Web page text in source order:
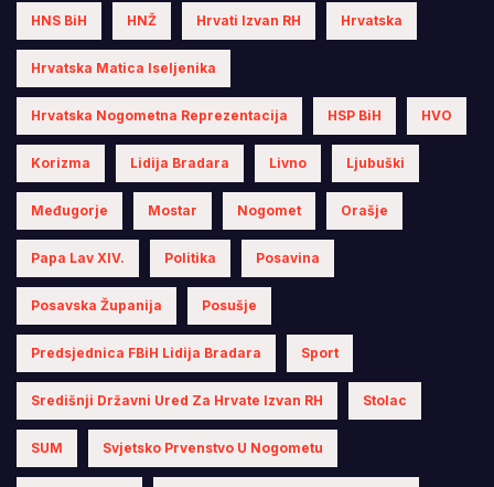
HNS BiH HNŽ Hrvati Izvan RH Hrvatska
Hrvatska Matica Iseljenika
Hrvatska Nogometna Reprezentacija HSP BiH HVO
Korizma Lidija Bradara Livno Ljubuški
Međugorje Mostar Nogomet Orašje
Papa Lav XIV. Politika Posavina
Posavska Županija Posušje
Predsjednica FBiH Lidija Bradara Sport
Središnji Državni Ured Za Hrvate Izvan RH Stolac
SUM Svjetsko Prvenstvo U Nogometu